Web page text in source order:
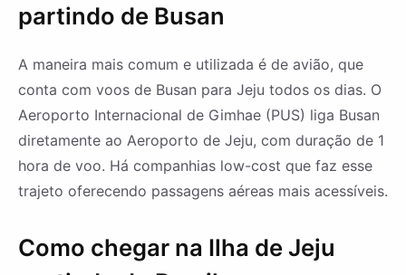
partindo de Busan
A maneira mais comum e utilizada é de avião, que
conta com voos de Busan para Jeju todos os dias. O
Aeroporto Internacional de Gimhae (PUS) liga Busan
diretamente ao Aeroporto de Jeju, com duração de 1
hora de voo. Há companhias low-cost que faz esse
trajeto oferecendo passagens aéreas mais acessíveis.
Como chegar na Ilha de Jeju